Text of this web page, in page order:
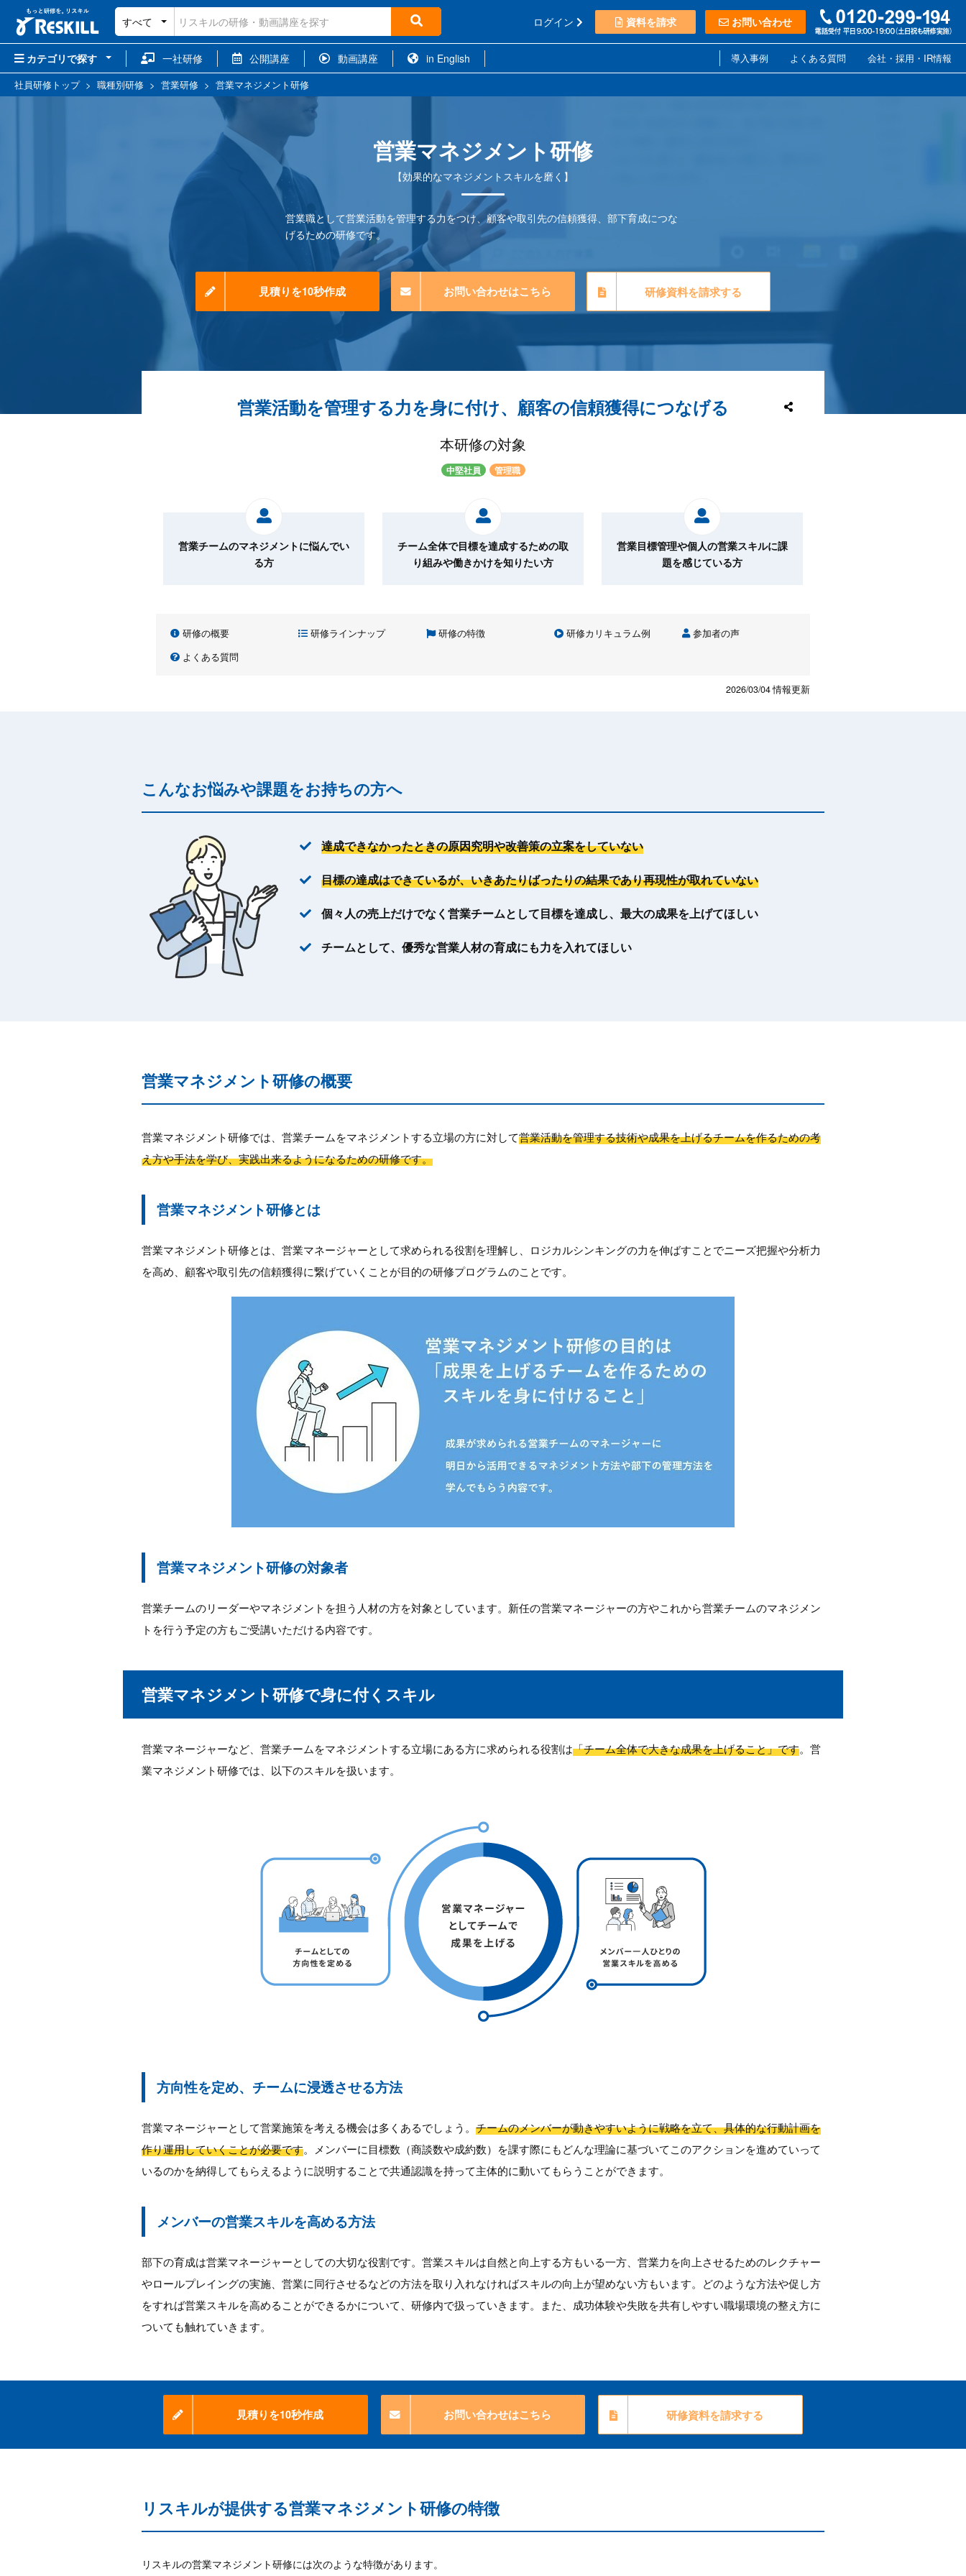
すべて ログイン 資料を請求 お問い合わせ
カテゴリで探す 一社研修 公開講座 動画講座 in English 導入事例 よくある質問
会社・採用・IR情報
社員研修トップ> 職種別研修 > 営業研修 > 営業マネジメント研修
営業マネジメント研修
【効果的なマネジメントスキルを磨く】
営業職として営業活動を管理する力をつけ、顧客や取引先の信頼獲得、部下育成につな
げるための研修です。
見積りを10秒作成 お問い合わせはこちら 研修資料を請求する
営業活動を管理する力を身に付け、顧客の信頼獲得につなげる
本研修の対象
中堅社員 管理職
営業チームのマネジメントに悩んでい
る方
チーム全体で目標を達成するための取
り組みや働きかけを知りたい方
営業目標管理や個人の営業スキルに課
題を感じている方
研修の概要 研修ラインナップ 研修の特徴 研修カリキュラム例
参加者の声
よくある質問
2026/03/04情報更新
こんなお悩みや課題をお持ちの方へ
達成できなかったときの原因究明や改善策の立案をしていない
目標の達成はできているが、いきあたりばったりの結果であり再現性が取れていない
個々人の売上だけでなく営業チームとして目標を達成し、最大の成果を上げてほしい
チームとして、優秀な営業人材の育成にも力を入れてほしい
営業マネジメント研修の概要
営業マネジメント研修では、営業チームをマネジメントする立場の方に対して営業活動を管理する技術や成果を上げるチームを作るための考
え方や手法を学び、実践出来るようになるための研修です。
営業マネジメント研修とは
営業マネジメント研修とは、営業マネージャーとして求められる役割を理解し、ロジカルシンキングの力を伸ばすことでニーズ把握や分析力
を高め、顧客や取引先の信頼獲得に繋げていくことが目的の研修プログラムのことです。
営業マネジメント研修の対象者
営業チームのリーダーやマネジメントを担う人材の方を対象としています。新任の営業マネージャーの方やこれから営業チームのマネジメン
トを行う予定の方もご受講いただける内容です。
営業マネジメント研修で身に付くスキル
営業マネージャーなど、営業チームをマネジメントする立場にある方に求められる役割は「チーム全体で大きな成果を上げること」です。営
業マネジメント研修では、以下のスキルを扱います。
方向性を定め、チームに浸透させる方法
営業マネージャーとして営業施策を考える機会は多くあるでしょう。 チームのメンバーが動きやすいように戦略を立て、具体的な行動計画を
作り運用していくことが必要です。メンバーに目標数（商談数や成約数）を課す際にもどんな理論に基づいてこのアクションを進めていって
いるのかを納得してもらえるように説明することで共通認識を持って主体的に動いてもらうことができます。
メンバーの営業スキルを高める方法
部下の育成は営業マネージャーとしての大切な役割です。営業スキルは自然と向上する方もいる一方、営業力を向上させるためのレクチャー
やロールプレイングの実施、営業に同行させるなどの方法を取り入れなければスキルの向上が望めない方もいます。どのような方法や促し方
をすれば営業スキルを高めることができるかについて、研修内で扱っていきます。また、成功体験や失敗を共有しやすい職場環境の整え方に
ついても触れていきます。
見積りを10秒作成 お問い合わせはこちら 研修資料を請求する
リスキルが提供する営業マネジメント研修の特徴
リスキルの営業マネジメント研修には次のような特徴があります。